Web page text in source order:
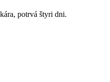
potrvá štyri dni.